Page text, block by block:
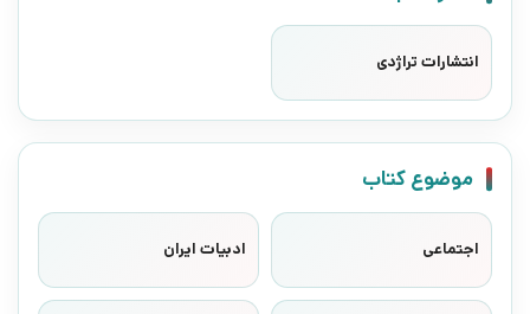
انتشارات تراژدی
موضوع کتاب
اجتماعی ادبیات ایران